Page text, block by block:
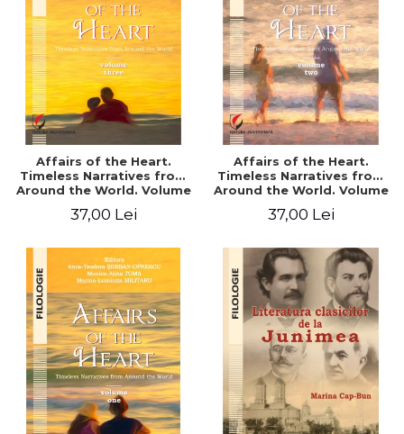
Affairs of the Heart.
Timeless Narratives from
Around the World. Volume
37,00 Lei
Affairs of the Heart.
Timeless Narratives from
Around the World. Volume
37,00 Lei